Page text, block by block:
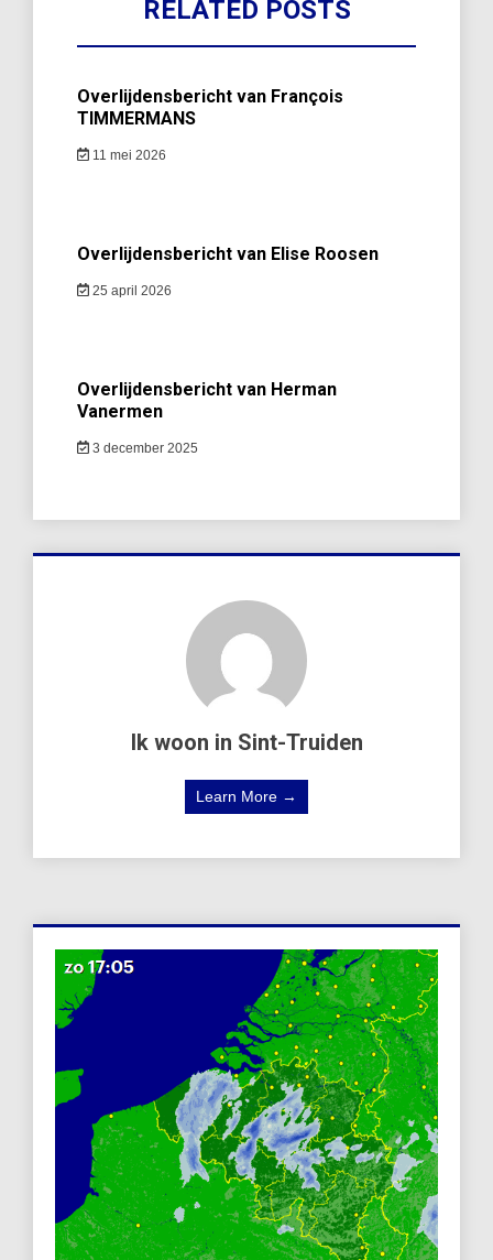
RELATED POSTS
Overlijdensbericht van François
TIMMERMANS
11 mei 2026
Overlijdensbericht van Elise Roosen
25 april 2026
Overlijdensbericht van Herman
Vanermen
3 december 2025
Ik woon in Sint-Truiden
Learn More →